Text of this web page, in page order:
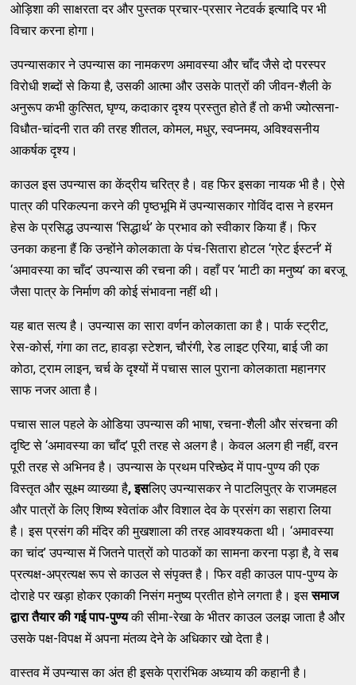
ओड़िशा की साक्षरता दर और पुस्तक प्रचार-प्रसार नेटवर्क इत्यादि पर भी
विचार करना होगा।
उपन्यासकार ने उपन्यास का नामकरण अमावस्या और चाँद जैसे दो परस्पर
विरोधी शब्दों से किया है, उसकी आत्मा और उसके पात्रों की जीवन-शैली के
अनुरूप कभी कुत्सित, घृण्य, कदाकार दृश्य प्रस्तुत होते हैं तो कभी ज्योत्सना-
विधौत-चांदनी रात की तरह शीतल, कोमल, मधुर, स्वप्नमय, अविश्वसनीय
आकर्षक दृश्य।
काउल इस उपन्यास का केंद्रीय चरित्र है। वह फिर इसका नायक भी है। ऐसे
पात्र की परिकल्पना करने की पृष्ठभूमि में उपन्यासकार गोविंद दास ने हरमन
हेस के प्रसिद्ध उपन्यास ‘सिद्धार्थ’ के प्रभाव को स्वीकार किया हैं। फिर
उनका कहना हैं कि उन्होंने कोलकाता के पंच-सितारा होटल ‘ग्रेट ईस्टर्न’ में
‘अमावस्या का चाँद’ उपन्यास की रचना की। वहाँ पर ‘माटी का मनुष्य’ का बरजू
जैसा पात्र के निर्माण की कोई संभावना नहीं थी।
यह बात सत्य है। उपन्यास का सारा वर्णन कोलकाता का है। पार्क स्ट्रीट,
रेस-कोर्स, गंगा का तट, हावड़ा स्टेशन, चौरंगी, रेड लाइट एरिया, बाई जी का
कोठा, ट्राम लाइन, चर्च के दृश्यों में पचास साल पुराना कोलकाता महानगर
साफ नजर आता है।
पचास साल पहले के ओडिया उपन्यास की भाषा, रचना-शैली और संरचना की
दृष्टि से ‘अमावस्या का चाँद’ पूरी तरह से अलग है। केवल अलग ही नहीं, वरन
पूरी तरह से अभिनव है। उपन्यास के प्रथम परिच्छेद में पाप-पुण्य की एक
विस्तृत और सूक्ष्म व्याख्या है,इसलिए उपन्यासकर ने पाटलिपुत्र के राजमहल
और पात्रों के लिए शिष्य श्वेतांक और विशाल देव के प्रसंग का सहारा लिया
है। इस प्रसंग की मंदिर की मुखशाला की तरह आवश्यकता थी। ‘अमावस्या
का चांद’ उपन्यास में जितने पात्रों को पाठकों का सामना करना पड़ा है, वे सब
प्रत्यक्ष-अप्रत्यक्ष रूप से काउल से संपृक्त है। फिर वही काउल पाप-पुण्य के
दोराहे पर खड़ा होकर एकाकी निसंग मनुष्य प्रतीत होने लगता है। इससमाज
द्वारातैयार कीगईपाप-पुण्यकी सीमा-रेखा के भीतर काउल उलझ जाता है और
उसके पक्ष-विपक्ष में अपना मंतव्य देने के अधिकार खो देता है।
वास्तव में उपन्यास का अंत ही इसके प्रारंभिक अध्याय की कहानी है।